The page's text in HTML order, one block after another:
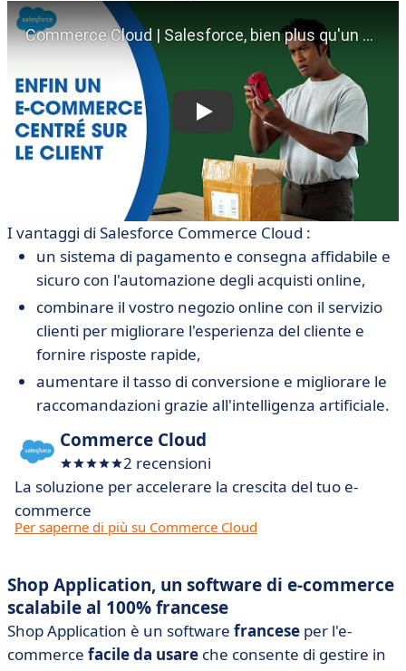
I vantaggi di Salesforce Commerce Cloud :
un sistema di pagamento e consegna affidabile e
sicuro con l'automazione degli acquisti online,
combinare il vostro negozio online con il servizio
clienti per migliorare l'esperienza del cliente e
fornire risposte rapide,
aumentare il tasso di conversione e migliorare le
raccomandazioni grazie all'intelligenza artificiale.
Commerce Cloud
2 recensioni
La soluzione per accelerare la crescita del tuo e-
commerce
Per saperne di più su Commerce Cloud
Shop Application, un software di e-commerce
scalabile al 100% francese
Shop Application è un software francese per l'e-
commerce facileda usare che consente di gestire in